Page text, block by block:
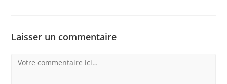
Laisser un commentaire
Comment